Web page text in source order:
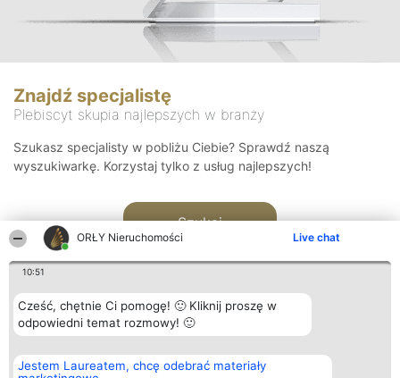
ORŁY Nieruchomości Live chat
10:51
Cześć, chętnie Ci pomogę! 🙂 Kliknij proszę w
odpowiedni temat rozmowy! 🙂
Jestem Laureatem, chcę odebrać materiały
Znajdź specjalistę
Plebiscyt skupia najlepszych w branży
Szukasz specjalisty w pobliżu Ciebie? Sprawdź naszą
wyszukiwarkę. Korzystaj tylko z usług najlepszych!
Szukaj
Organizator plebiscytu
Bright Side Solutions sp. z o.
Plebiscyt
Laureaci
Kontakt
Kontakt